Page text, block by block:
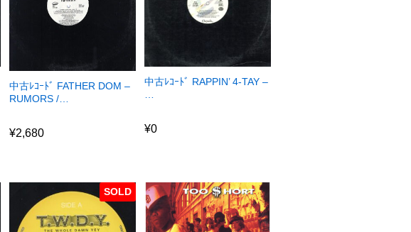
中古ﾚｺｰﾄﾞ FATHER DOM –
RUMORS /…
¥2,680
中古ﾚｺｰﾄﾞ RAPPIN’ 4-TAY –
¥0
SOLD